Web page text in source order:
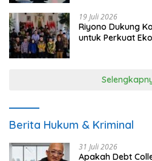
19 Juli 2026
Riyono Dukung
untuk Perkuat
Berita Hukum & Kriminal
31 Juli 2026
Apakah Debt